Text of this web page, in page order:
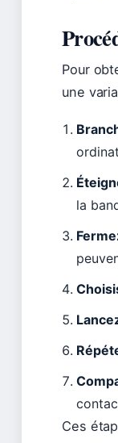
Pour
une
la
Ces